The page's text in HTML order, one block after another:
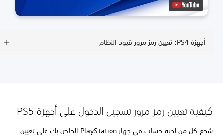
أجهزة PS4: تعيين رمز مرور قيود النظام
كيفية تعيين رمز مرور تسجيل الدخول على أجهزة PS5
شجع كل من لديه حساب في جهاز PlayStation الخاص بك على تعيين